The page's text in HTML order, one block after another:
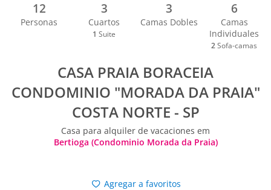
12
Personas
3
Cuartos
1 Suite
3
Camas Dobles
6
Camas
Individuales
2 Sofa-camas
CASA PRAIA BORACEIA
CONDOMINIO "MORADA DA PRAIA"
COSTA NORTE - SP
Casa para alquiler de vacaciones em
Bertioga (Condominio Morada da Praia)
Agregar a favoritos